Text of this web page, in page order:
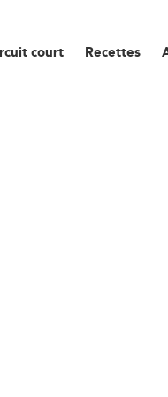
court Recettes